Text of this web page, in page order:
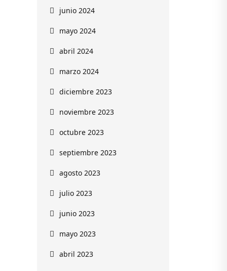
junio 2024
mayo 2024
abril 2024
marzo 2024
diciembre 2023
noviembre 2023
octubre 2023
septiembre 2023
agosto 2023
julio 2023
junio 2023
mayo 2023
abril 2023